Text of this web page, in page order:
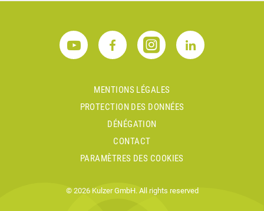
MENTIONS LÉGALES
PROTECTION DES DONNÉES
DÉNÉGATION
CONTACT
PARAMÈTRES DES COOKIES
© 2026 Kulzer GmbH. All rights reserved